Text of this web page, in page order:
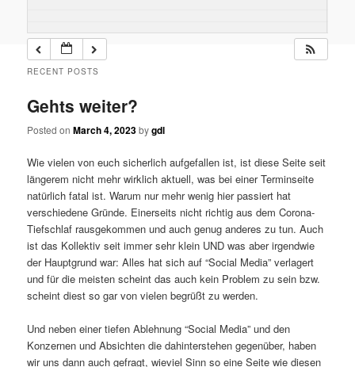
RECENT POSTS
Gehts weiter?
Posted onMarch 4, 2023bygdl
Wie vielen von euch sicherlich aufgefallen ist, ist diese Seite seit
längerem nicht mehr wirklich aktuell, was bei einer Terminseite
natürlich fatal ist. Warum nur mehr wenig hier passiert hat
verschiedene Gründe. Einerseits nicht richtig aus dem Corona-
Tiefschlaf rausgekommen und auch genug anderes zu tun. Auch
ist das Kollektiv seit immer sehr klein UND was aber irgendwie
der Hauptgrund war: Alles hat sich auf “Social Media” verlagert
und für die meisten scheint das auch kein Problem zu sein bzw.
scheint diest so gar von vielen begrüßt zu werden.
Und neben einer tiefen Ablehnung “Social Media” und den
Konzernen und Absichten die dahinterstehen gegenüber, haben
wir uns dann auch gefragt, wieviel Sinn so eine Seite wie diesen